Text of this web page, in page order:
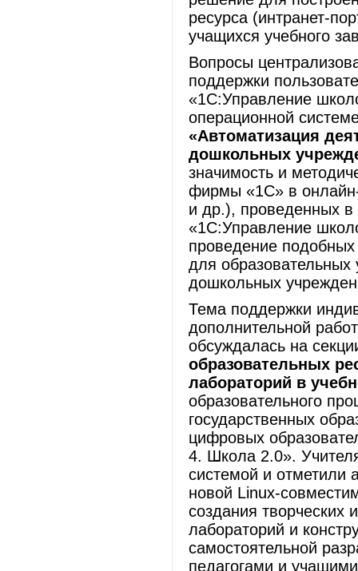
ресурса (интранет-
учащихся учебного
Вопросы
поддержки
«1С:Управление
операционной
«Автоматизация
дошкольных
значимость и
фирмы «1С» в
и др.), проведенных в
«1С:Управление
проведение
для образовательных
дошкольных
Тема поддержки
дополнительной
обсуждалась на
образовательных
лабораторий в
образовательного
государственных
цифровых
4. Школа 2.0».
системой и отметили
новой Linux-
создания творческих
лабораторий и
самостоятельной
педагогами и